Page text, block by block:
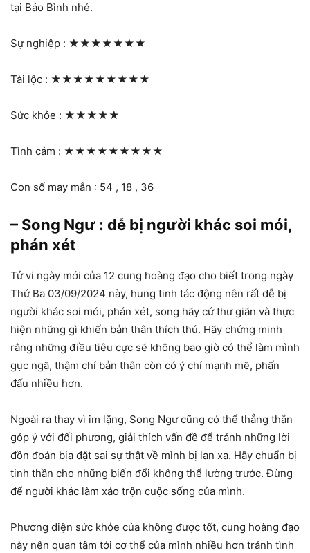
tại Bảo Bình nhé.
Sự nghiệp : ★★★★★★★
Tài lộc : ★★★★★★★★★
Sức khỏe : ★★★★★
Tình cảm : ★★★★★★★★★
Con số may mắn : 54 , 18 , 36
– Song Ngư : dễ bị người khác soi mói,
phán xét
Tử vi ngày mới của 12 cung hoàng đạo cho biết trong ngày
Thứ Ba 03/09/2024 này, hung tinh tác động nên rất dễ bị
người khác soi mói, phán xét, song hãy cứ thư giãn và thực
hiện những gì khiến bản thân thích thú. Hãy chứng minh
rằng những điều tiêu cực sẽ không bao giờ có thể làm mình
gục ngã, thậm chí bản thân còn có ý chí mạnh mẽ, phấn
đấu nhiều hơn.
Ngoài ra thay vì im lặng, Song Ngư cũng có thể thẳng thắn
góp ý với đối phương, giải thích vấn đề để tránh những lời
đồn đoán bịa đặt sai sự thật về mình bị lan xa. Hãy chuẩn bị
tinh thần cho những biến đổi không thể lường trước. Đừng
để người khác làm xáo trộn cuộc sống của mình.
Phương diện sức khỏe của không được tốt, cung hoàng đạo
này nên quan tâm tới cơ thể của mình nhiều hơn tránh tình